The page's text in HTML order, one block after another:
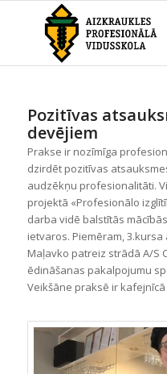
Pozitīvas
devējiem
Prakse ir nozīmīga
dzirdēt pozitīvas
audzēkņu profesionalitāti.
projektā «Profesionālo
darba vidē balstītās
ietvaros. Piemēram,
Maļavko patreiz strādā A/S
ēdināšanas pakalpojumu
Veikšāne praksē ir kafejnīcā